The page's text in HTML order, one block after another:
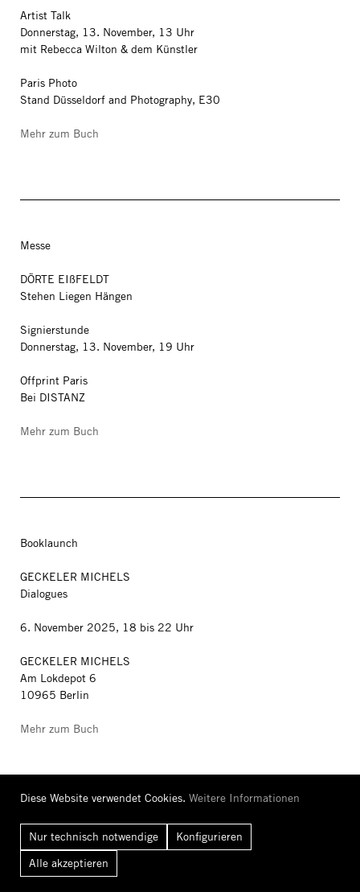
Artist Talk
Donnerstag, 13. November, 13 Uhr
mit Rebecca Wilton & dem Künstler
Paris Photo
Stand Düsseldorf and Photography, E30
Mehr zum Buch
Messe
DÖRTE EIßFELDT
Stehen Liegen Hängen
Signierstunde
Donnerstag, 13. November, 19 Uhr
Offprint Paris
Bei DISTANZ
Mehr zum Buch
Booklaunch
GECKELER MICHELS
Dialogues
6. November 2025, 18 bis 22 Uhr
GECKELER MICHELS
Am Lokdepot 6
10965 Berlin
Mehr zum Buch
Buchpräsentation
WOHNKOMPLEX
Kunst und Leben im Plattenbau
Diese Website verwendet Cookies. Weitere Informationen
Nur technisch notwendige
Konfigurieren
Alle akzeptieren